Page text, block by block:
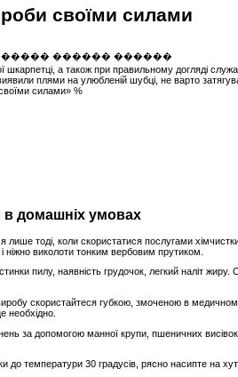
своїми силами
а також при правильному догляді
плями на улюбленій шубці, не варто
силами» %
в домашніх умовах
тоді, коли скористатися послугами
ніжно виколоти тонким вербовим прутиком.
пилу, наявність грудочок, легкий наліт
скористайтеся губкою, змоченою в медичному
необхідно.
за допомогою манної крупи, пшеничних
до температури 30 градусів, рясно насипте на